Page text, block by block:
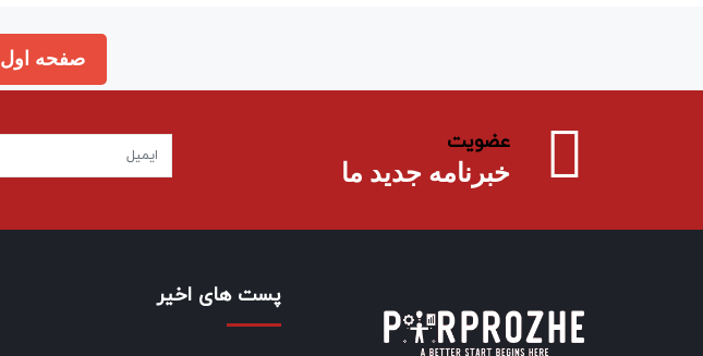
صفحه اول
عضویت
خبرنامه جدید ما
پست های اخیر